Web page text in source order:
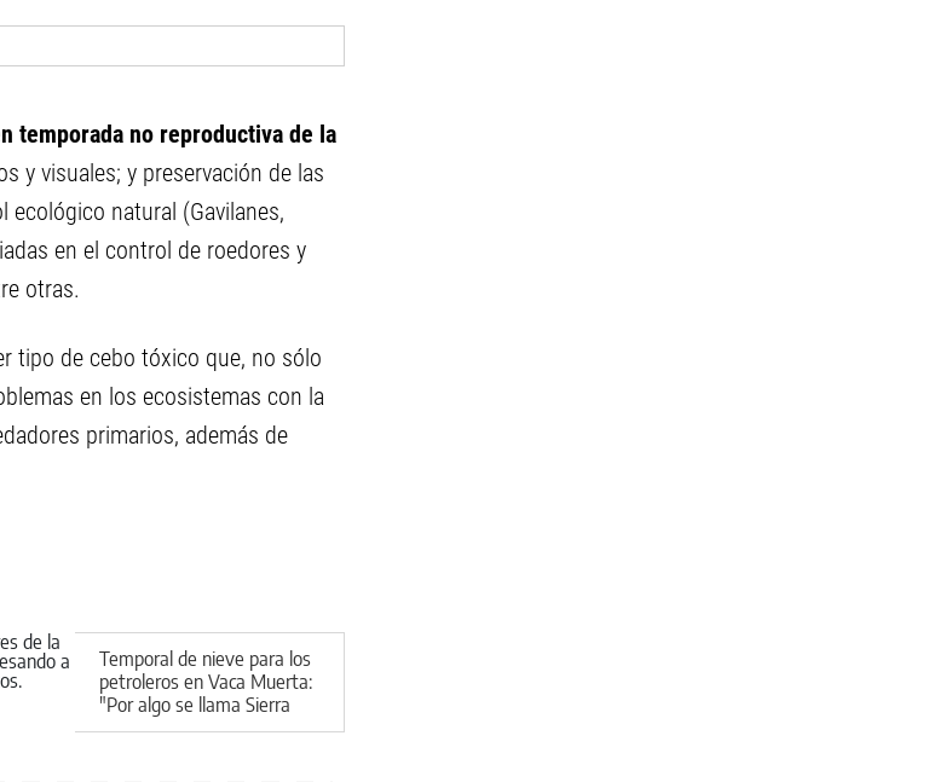
temporada no reproductiva de la
y visuales; y preservación de las
ecológico natural (Gavilanes,
en el control de roedores y
otras.
tipo de cebo tóxico que, no sólo
en los ecosistemas con la
primarios, además de
Temporal de nieve para los
petroleros en Vaca Muerta:
"Por algo se llama Sierra
Barrosa"